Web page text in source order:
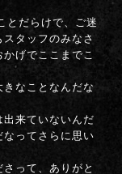
とだらけで、ご迷
タッフのみなさ
げでここまでこ
きなことなんだな
来ていないんだ
ってさらに思い
って、ありがと